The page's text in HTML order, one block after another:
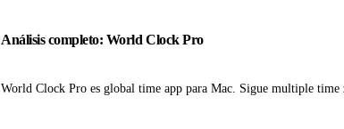
Análisis completo: World Clock Pro
World Clock Pro es global time app para Mac. Sigue multiple time